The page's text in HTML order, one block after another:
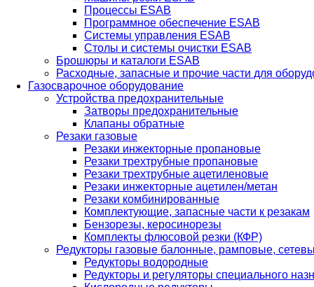
Процессы ESAB
Программное обеспечение ESAB
Системы управления ESAB
Столы и системы очистки ESAB
Брошюры и каталоги ESAB
Расходные, запасные и прочие части для
Газосварочное оборудование
Устройства предохранительные
Затворы предохранительные
Клапаны обратные
Резаки газовые
Резаки инжекторные пропановые
Резаки трехтрубные пропановые
Резаки трехтрубные ацетиленовые
Резаки инжекторные ацетилен/метан
Резаки комбинированные
Комплектующие, запасные части к резакам
Бензорезы, керосинорезы
Комплекты флюсовой резки (КФР)
Редукторы газовые балонные, рамповые,
Редукторы водородные
Редукторы и регуляторы специального